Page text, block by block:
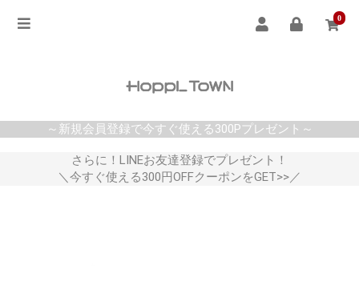
0
～新規会員登録で今すぐ使える300Pプレゼント～
さらに！LINEお友達登録でプレゼント！
＼今すぐ使える300円OFFクーポンをGET>>／